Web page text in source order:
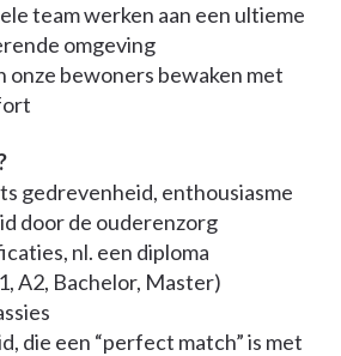
team werken aan een ultieme
omgeving
onze bewoners bewaken met
gedrevenheid, enthousiasme
door de ouderenzorg
nl. een diploma
A2, Bachelor, Master)
die een “perfect match” is met